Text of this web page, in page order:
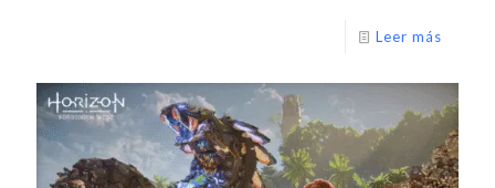
Leer más